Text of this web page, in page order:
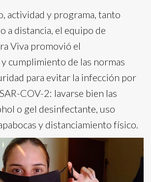
actividad y programa, tanto
a distancia, el equipo de
Viva promovió el
cumplimiento de las normas
para evitar la infección por
COV-2: lavarse bien las
o gel desinfectante, uso
y distanciamiento físico.